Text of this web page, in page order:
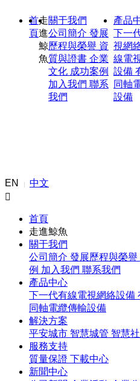
首
頁
走
進
鯨
魚
關于我們
公司簡介 發展
歷程與榮譽 資
質與證書 企業
文化 成功案例
加入我們 聯系
我們
產品
下一
視網
線電
設備
同軸
設備
EN |
中文

首頁
走進鯨魚
關于我們
公司簡介 發展歷程與榮譽
例 加入我們 聯系我們
產品中心
下一代有線電視網絡設備
同軸電纜傳輸設備
解決方案
平安城市 智慧城管 智慧
服務支持
質量保證 下載中心
新聞中心